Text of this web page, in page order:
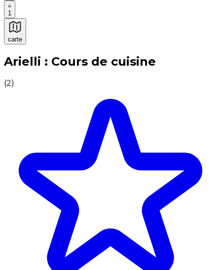
1
carte
Expériences culinaires inoubliables : Expériences
Arielli : Cours de cuisine
(2)